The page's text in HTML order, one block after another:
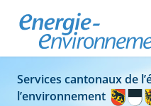
Services cantonaux de
l’environnement